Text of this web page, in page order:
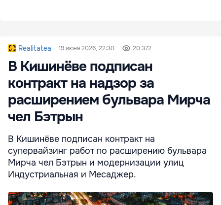
Realitatea 19 июня 2026, 22:30 20 372
В Кишинёве подписан
контракт на надзор за
расширением бульвара Мирча
чел Бэтрын
В Кишинёве подписан контракт на
супервайзинг работ по расширению бульвара
Мирча чел Бэтрын и модернизации улиц
Индустриальная и Месаджер.